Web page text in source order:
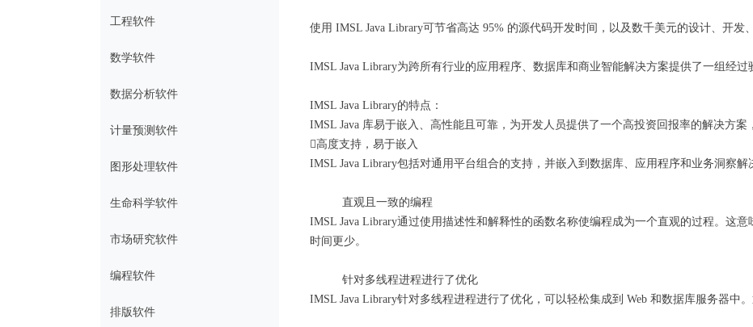
使用 IMSL Java Library可节省高达 95% 的源代码开发时间，以及数千美元的设计、开发
IMSL Java Library为跨所有行业的应用程序、数据库和商业智能解决方案提供了一组经过
IMSL Java Library的特点：
IMSL Java 库易于嵌入、高性能且可靠，为开发人员提供了一个高投资回报率的解决方案
高度支持，易于嵌入
IMSL Java Library包括对通用平台组合的支持，并嵌入到数据库、应用程序和业务洞察解
直观且一致的编程
IMSL Java Library通过使用描述性和解释性的函数名称使编程成为一个直观的过程。这
时间更少。
针对多线程进程进行了优化
IMSL Java Library针对多线程进程进行了优化，可以轻松集成到 Web 和数据库服务器中
工程软件
数学软件
数据分析软件
计量预测软件
图形处理软件
生命科学软件
市场研究软件
编程软件
排版软件